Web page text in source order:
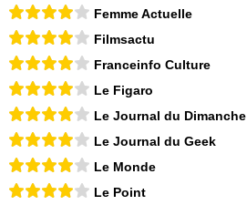
Femme Actuelle
Filmsactu
Franceinfo Culture
Le Figaro
Le Journal du Dimanche
Le Journal du Geek
Le Monde
Le Point